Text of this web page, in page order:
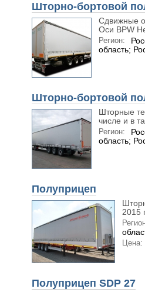
Шторно-бортовой
Сдвижные
Оси BPW
Регион:
область;
Шторно-бортовой
Шторные
числе и в
Регион:
область;
Полуприцеп
2015
Цена:
Полуприцеп SDP 27